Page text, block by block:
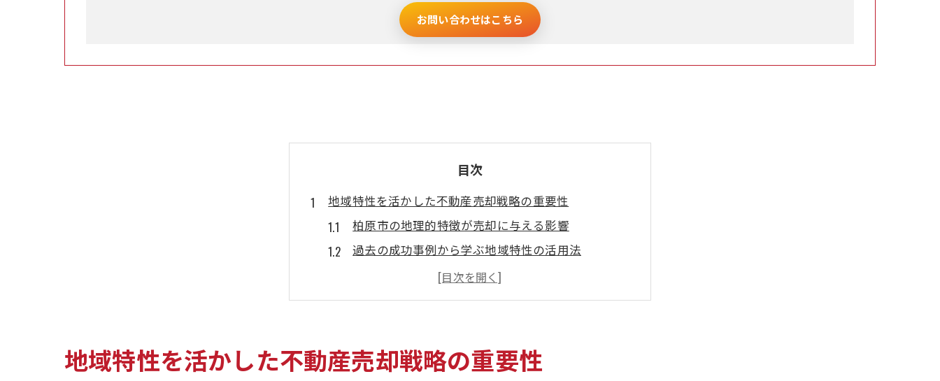
お問い合わせはこちら
目次
地域特性を活かした不動産売却戦略の重要性
柏原市の地理的特徴が売却に与える影響
過去の成功事例から学ぶ地域特性の活用法
地域コミュニティとの関係構築が鍵を握る
都市計画と不動産開発の調和を図る
地域の魅力を伝える効果的なプレゼンテーション
大阪市との連携が生む不動産売却の新たな可能性
地域特性を活かした不動産売却戦略の重要性